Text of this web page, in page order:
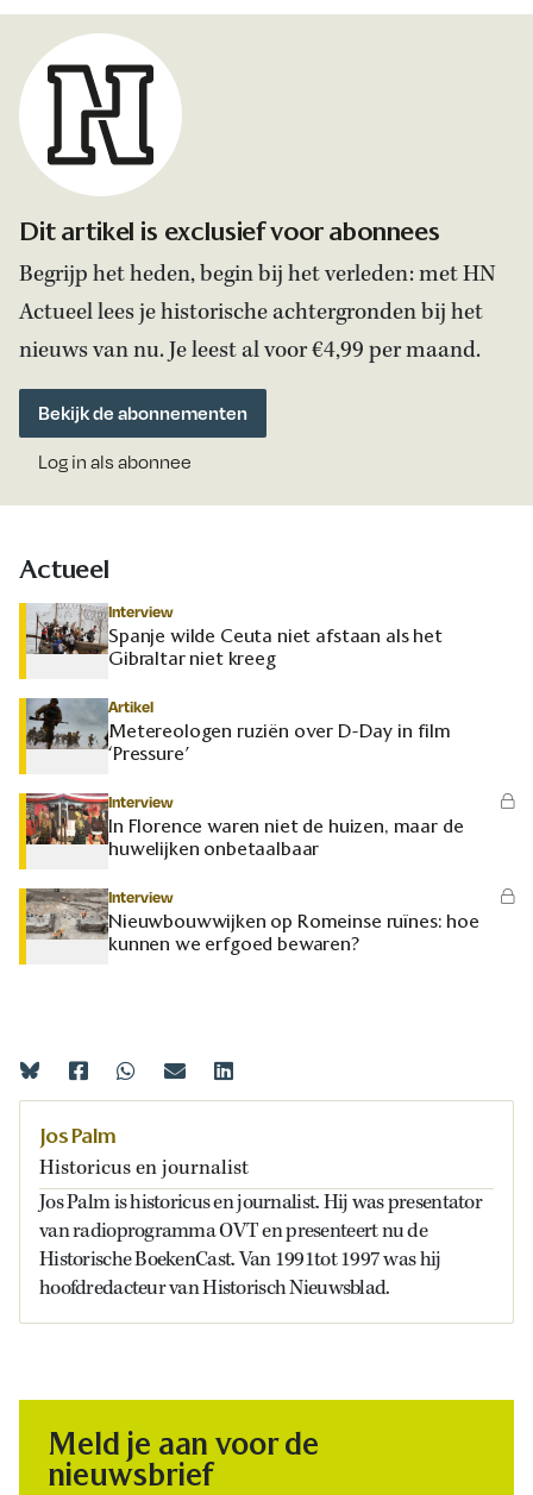
Dit artikel is exclusief voor abonnees
Begrijp het heden, begin bij het verleden: met HN
Actueel lees je historische achtergronden bij het
nieuws van nu. Je leest al voor €4,99 per maand.
Bekijk de abonnementen
Log in als abonnee
Actueel
Interview
Spanje wilde Ceuta niet afstaan als het
Gibraltar niet kreeg
Artikel
Metereologen ruziën over D-Day in film
‘Pressure’
Interview
In Florence waren niet de huizen, maar de
huwelijken onbetaalbaar
Interview
Nieuwbouwwijken op Romeinse ruïnes: hoe
kunnen we erfgoed bewaren?
Jos Palm
Historicus en journalist
Jos Palm is historicus en journalist. Hij was presentator
van radioprogramma OVT en presenteert nu de
Historische BoekenCast. Van 1991tot 1997 was hij
hoofdredacteur van Historisch Nieuwsblad.
Meld je aan voor de
nieuwsbrief